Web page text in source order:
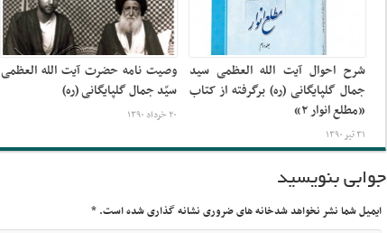
شرح احوال آیت الله العظمی سید
جمال گلپایگانی (ره) برگرفته از کتاب
«مطلع انوار ۲»
۳۱ تیر ۱۳۹۰
وصیت نامه حضرت آیت الله العظمی
سیّد جمال گلپایگانی (ره)
۲۰ خرداد ۱۳۹۰
جوابی بنویسید
ایمیل شما نشر نخواهد شدخانه های ضروری نشانه گذاری شده است.*